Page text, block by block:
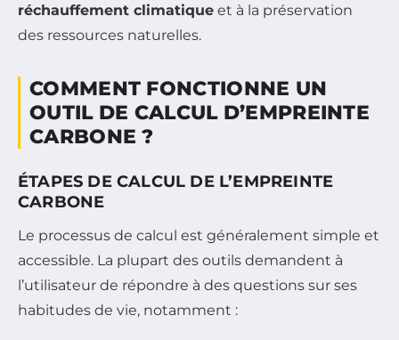
réchauffement climatique et à la préservation
des ressources naturelles.
COMMENT FONCTIONNE UN
OUTIL DE CALCUL D’EMPREINTE
CARBONE ?
ÉTAPES DE CALCUL DE L’EMPREINTE
CARBONE
Le processus de calcul est généralement simple et
accessible. La plupart des outils demandent à
l’utilisateur de répondre à des questions sur ses
habitudes de vie, notamment :